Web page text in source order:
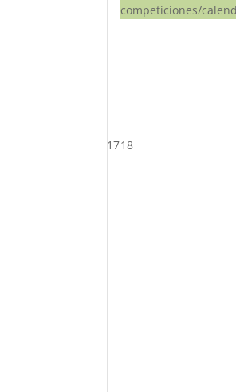
competiciones/
1718